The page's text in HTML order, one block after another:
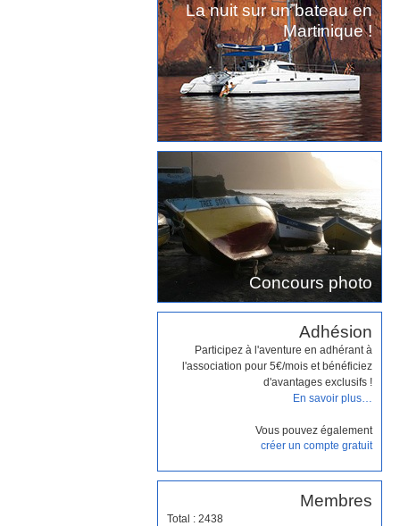
La nuit sur un bateau en
Martinique !
Concours photo
Adhésion
Participez à l'aventure en adhérant à
l'association pour 5€/mois et bénéficiez
d'avantages exclusifs !
En savoir plus…
Vous pouvez également
créer un compte gratuit
Membres
Total : 2438